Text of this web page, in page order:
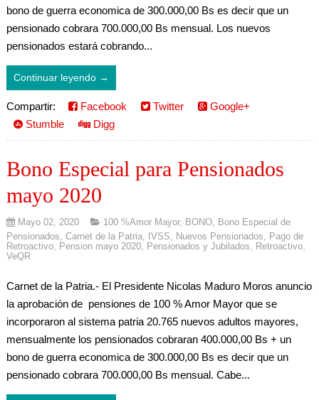
bono de guerra economica de 300.000,00 Bs es decir que un
pensionado cobrara 700.000,00 Bs mensual. Los nuevos
pensionados estará cobrando...
Continuar leyendo →
Compartir: Facebook Twitter
Google+
Stumble
Digg
Bono Especial para Pensionados
mayo 2020
Mayo 02, 2020 100 %Amor Mayor, BONO,
Bono Especial de
Pensionados Carnet de la Patria, IVSS Nuevos Pensionados
Pago de
Retroactivo, Pension mayo 2020, Pensionados y Jubilados Retroactivo,
VeQR
Carnet de la Patria.- El Presidente Nicolas Maduro Moros anuncio
la aprobación de pensiones de 100 % Amor Mayor que se
incorporaron al sistema patria 20.765 nuevos adultos mayores,
mensualmente los pensionados cobraran 400.000,00 Bs + un
bono de guerra economica de 300.000,00 Bs es decir que un
pensionado cobrara 700.000,00 Bs mensual. Cabe...